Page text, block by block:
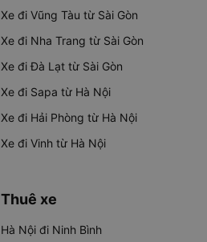
Xe đi Vũng Tàu từ Sài Gòn
Xe đi Nha Trang từ Sài Gòn
Xe đi Đà Lạt từ Sài Gòn
Xe đi Sapa từ Hà Nội
Xe đi Hải Phòng từ Hà Nội
Xe đi Vinh từ Hà Nội
Thuê xe
Hà Nội đi Ninh Bình